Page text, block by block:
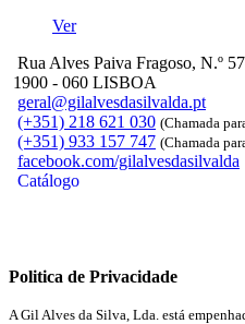
Ver
Rua Alves Paiva Fragoso, N.º
1900 - 060 LISBOA
geral@gilalvesdasilvalda.pt
(+351) 218 621 030 (Chamada
(+351) 933 157 747 (Chamada
facebook.com/gilalvesdasilvalda
Catálogo
Politica de Privacidade
A Gil Alves da Silva, Lda. está